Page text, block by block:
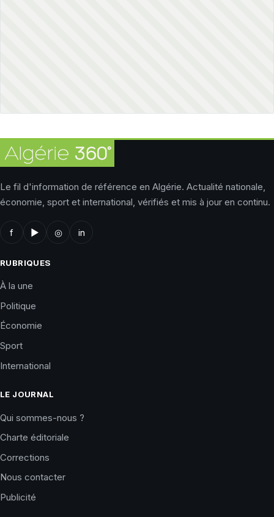
Le fil d'information de référence en Algérie. Actualité nationale,
économie, sport et international, vérifiés et mis à jour en continu.
f ▶ ◎ in
RUBRIQUES
À la une
Politique
Économie
Sport
International
LE JOURNAL
Qui sommes-nous ?
Charte éditoriale
Corrections
Nous contacter
Publicité